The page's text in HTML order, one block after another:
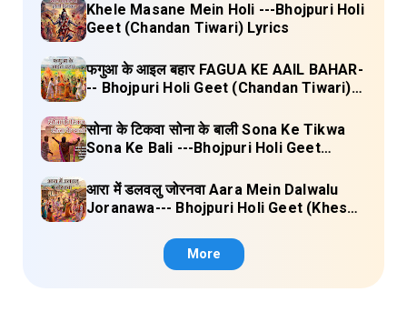
Khele Masane Mein Holi ---Bhojpuri Holi
Geet (Chandan Tiwari) Lyrics
फगुआ के आइल बहार FAGUA KE AAIL BAHAR-
-- Bhojpuri Holi Geet (Chandan Tiwari)
सोना के टिकवा सोना के बाली Sona Ke Tikwa
Sona Ke Bali ---Bhojpuri Holi Geet
आरा में डलवलु जोरनवा Aara Mein Dalwalu
Joranawa--- Bhojpuri Holi Geet (Khesari
More